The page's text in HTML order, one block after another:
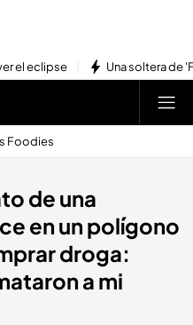
el eclipse Una soltera de
Foodies
de una
en un polígono
droga:
a mi